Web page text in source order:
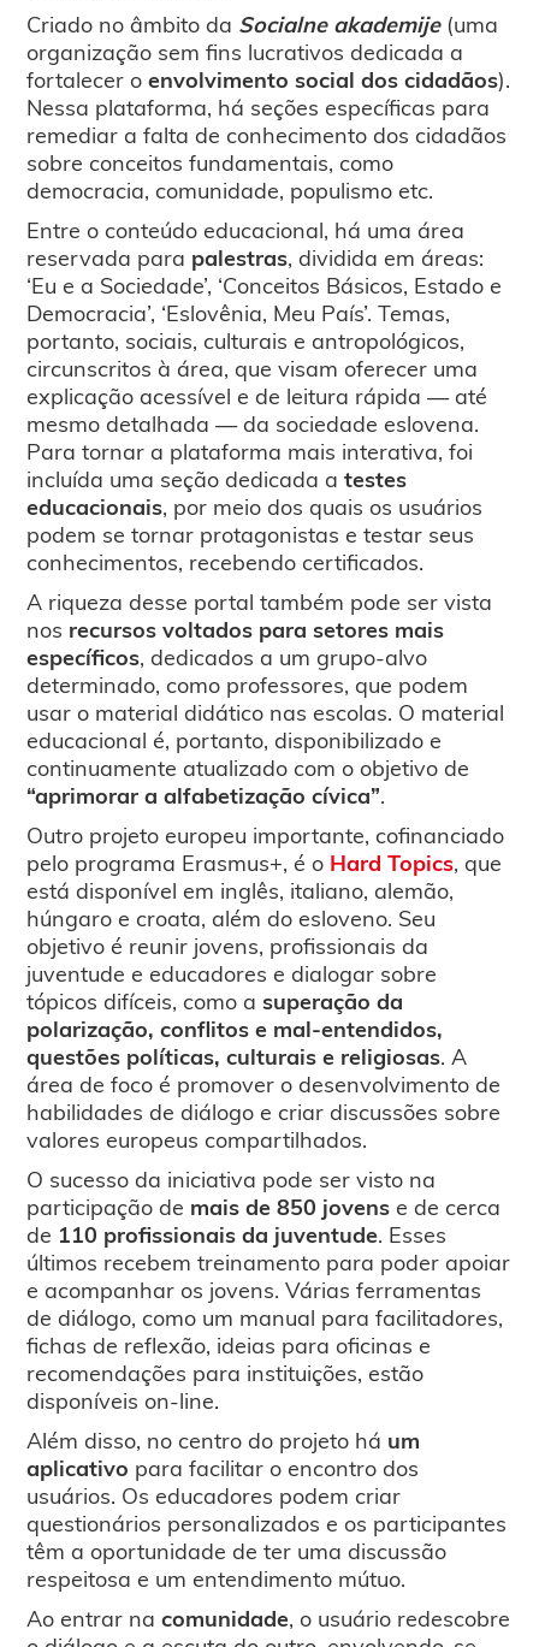
Criado no âmbito da Socialne akademije(uma
organização sem fins lucrativos dedicada a
fortalecer oenvolvimento social dos cidadãos).
Nessa plataforma, há seções específicas para
remediar a falta de conhecimento dos cidadãos
sobre conceitos fundamentais, como
democracia, comunidade, populismo etc.
Entre o conteúdo educacional, há uma área
reservada para palestras, dividida em áreas:
‘Eu e a Sociedade’, ‘Conceitos Básicos, Estado e
Democracia’, ‘Eslovênia, Meu País’. Temas,
portanto, sociais, culturais e antropológicos,
circunscritos à área, que visam oferecer uma
explicação acessível e de leitura rápida — até
mesmo detalhada — da sociedade eslovena.
Para tornar a plataforma mais interativa, foi
incluída uma seção dedicada atestes
educacionais, por meio dos quais os usuários
podem se tornar protagonistas e testar seus
conhecimentos, recebendo certificados.
A riqueza desse portal também pode ser vista
nos recursos voltados para setores mais
específicos, dedicados a um grupo-alvo
determinado, como professores, que podem
usar o material didático nas escolas. O material
educacional é, portanto, disponibilizado e
continuamente atualizado com o objetivo de
“aprimorar a alfabetização cívica”.
Outro projeto europeu importante, cofinanciado
pelo programa Erasmus+, é o Hard Topics, que
está disponível em inglês, italiano, alemão,
húngaro e croata, além do esloveno. Seu
objetivo é reunir jovens, profissionais da
juventude e educadores e dialogar sobre
tópicos difíceis, como asuperação da
polarização, conflitos e mal-entendidos,
questões políticas, culturais e religiosas. A
área de foco é promover o desenvolvimento de
habilidades de diálogo e criar discussões sobre
valores europeus compartilhados.
O sucesso da iniciativa pode ser visto na
participação de mais de 850 jovens e de cerca
de 110 profissionais da juventude. Esses
últimos recebem treinamento para poder apoiar
e acompanhar os jovens. Várias ferramentas
de diálogo, como um manual para facilitadores,
fichas de reflexão, ideias para oficinas e
recomendações para instituições, estão
disponíveis on-line.
Além disso, no centro do projeto há um
aplicativo para facilitar o encontro dos
usuários. Os educadores podem criar
questionários personalizados e os participantes
têm a oportunidade de ter uma discussão
respeitosa e um entendimento mútuo.
Ao entrar nacomunidade, o usuário redescobre